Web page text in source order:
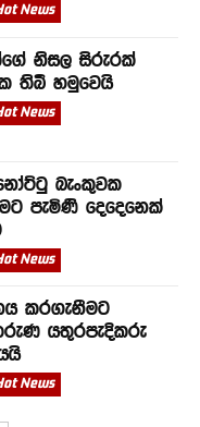
News
නිසල සිරුරක්
තිබී හමුවෙයි
News
බැංකුවක
පැමිණි දෙදෙනෙක්
News
කරගැනීමට
යතුරපැදිකරු
News